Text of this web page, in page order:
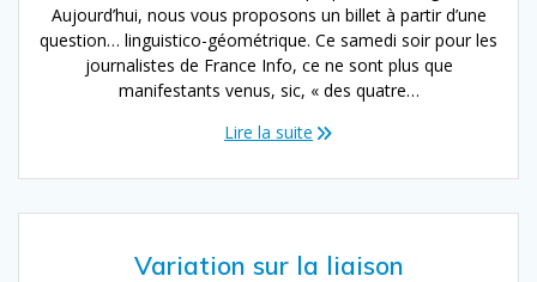
Aujourd’hui, nous vous proposons un billet à partir d’une
question… linguistico-géométrique. Ce samedi soir pour les
journalistes de France Info, ce ne sont plus que
manifestants venus, sic, « des quatre…
Lire la suite
Variation sur la liaison